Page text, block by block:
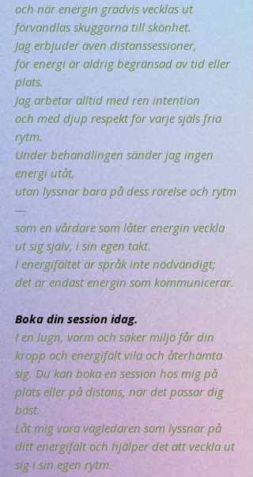
och när energin gradvis vecklas ut
förvandlas skuggorna till skönhet.
Jag erbjuder även distanssessioner,
för energi är aldrig begränsad av tid eller
plats.
Jag arbetar alltid med ren intention
och med djup respekt för varje själs fria
rytm.
Under behandlingen sänder jag ingen
energi utåt,
utan lyssnar bara på dess rörelse och rytm
—
som en vårdare som låter energin veckla
ut sig själv, i sin egen takt.
I energifältet är språk inte nödvändigt;
det är endast energin som kommunicerar.
Boka din session idag.
I en lugn, varm och säker miljö får din
kropp och energifält vila och återhämta
sig. Du kan boka en session hos mig på
plats eller på distans, när det passar dig
bäst.
Låt mig vara vägledaren som lyssnar på
ditt energifält och hjälper det att veckla ut
sig i sin egen rytm.